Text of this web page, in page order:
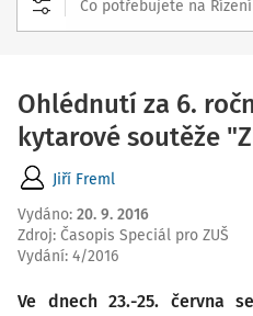
Ohlédnutí za 6.
kytarové soutěže
Jiří Freml
Vydáno: 20. 9. 2016
Zdroj: Časopis Speciál pro ZUŠ
Vydání: 4/2016
Ve dnech 23.-25. června